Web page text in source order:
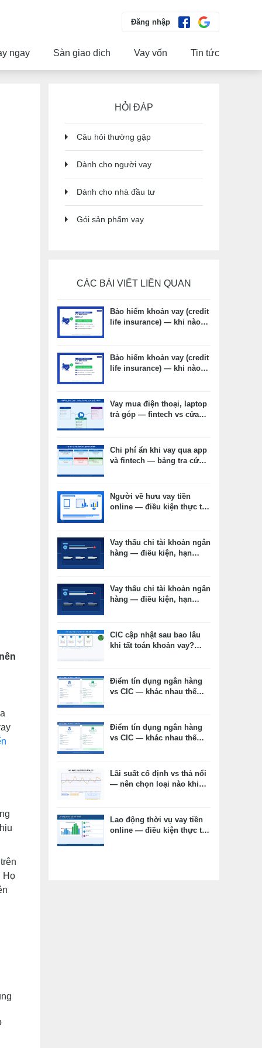
Đăng nhập
ngay Sàn giao dịch Vay vốn Tin tức
Họ
HỎI ĐÁP
Câu hỏi thường gặp
Dành cho người vay
Dành cho nhà đầu tư
Gói sản phẩm vay
CÁC BÀI VIẾT LIÊN QUAN
Bảo hiểm khoản vay (credit
life insurance) — khi nào
Bảo hiểm khoản vay (credit
life insurance) — khi nào
Vay mua điện thoại, laptop
trả góp — fintech vs cửa
Chi phí ẩn khi vay qua app
và fintech — bảng tra cứu
Người về hưu vay tiền
online — điều kiện thực tế,
Vay thấu chi tài khoản ngân
hàng — điều kiện, hạn
Vay thấu chi tài khoản ngân
hàng — điều kiện, hạn
CIC cập nhật sau bao lâu
khi tất toán khoản vay?
Điểm tín dụng ngân hàng
vs CIC — khác nhau thế
Điểm tín dụng ngân hàng
vs CIC — khác nhau thế
Lãi suất cố định vs thả nổi
— nên chọn loại nào khi
Lao động thời vụ vay tiền
online — điều kiện thực tế,